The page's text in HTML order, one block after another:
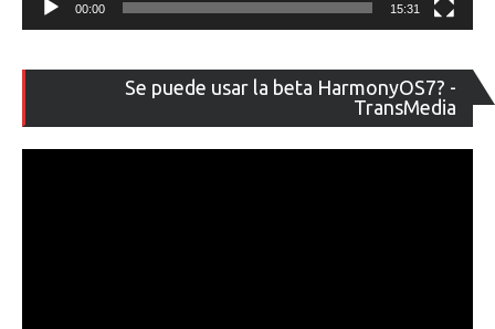
00:00 15:31
Se puede usar la beta HarmonyOS7? -
TransMedia
de